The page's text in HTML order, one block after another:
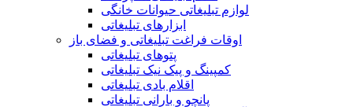
لوازم تبلیغاتی حیوانات خانگی
ابزارهای تبلیغاتی
اوقات فراغت تبلیغاتی و فضای باز
پتوهای تبلیغاتی
کمپینگ و پیک نیک تبلیغاتی
اقلام بادی تبلیغاتی
پانچو و بارانی تبلیغاتی